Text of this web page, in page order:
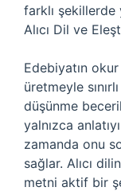
farklı
Alıcı Dil ve
Edebiyatın
üretmeyle
düşünme
yalnızca
zamanda onu
sağlar. Alıcı
metni aktif bir